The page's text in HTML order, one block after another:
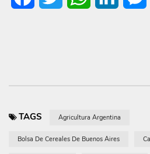
TAGS Agricultura Argentina
Bolsa De Cereales De Buenos Aires